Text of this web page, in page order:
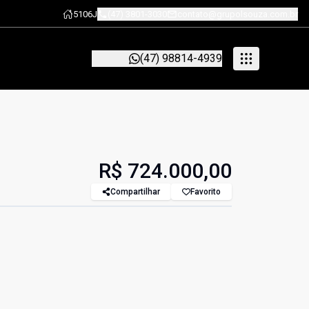
5106J
(47) 98814-4939
R$ 724.000,00
Compartilhar Favorito